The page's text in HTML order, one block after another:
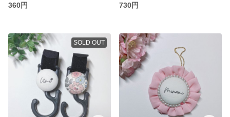
360円
730円
SOLD OUT